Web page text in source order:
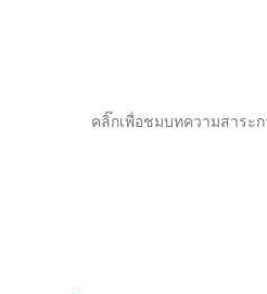
คลิ๊กเพื่อชมบทความสาระ